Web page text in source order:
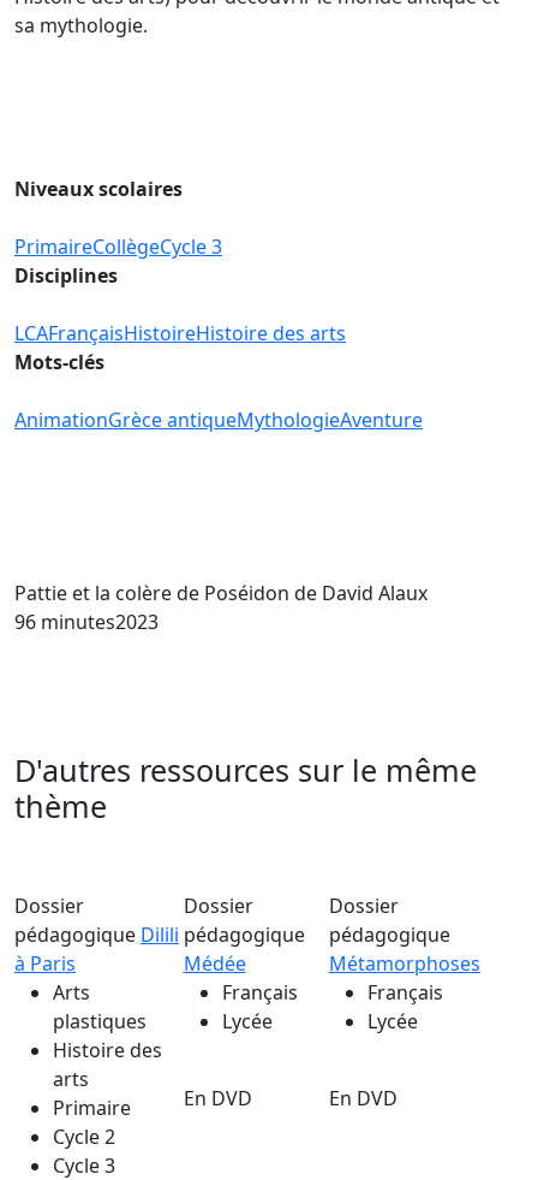
sa mythologie.
Niveaux scolaires
PrimaireCollègeCycle 3
Disciplines
LCAFrançaisHistoireHistoire des arts
Mots-clés
AnimationGrèce antiqueMythologieAventure
Pattie et la colère de Poséidon de David Alaux
96 minutes2023
D'autres ressources sur le même
thème
Dossier
pédagogique Dilili
à Paris
Arts
plastiques
Histoire des
arts
Primaire
Cycle 2
Cycle 3
Dossier
pédagogique
Médée
Français
Lycée
En DVD
Dossier
pédagogique
Métamorphoses
Français
Lycée
En DVD